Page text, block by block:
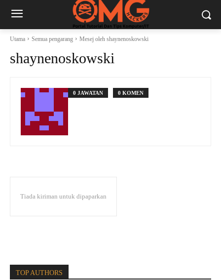
Utama Semua pengarang Mesej oleh shaynenoskowski
shaynenoskowski
0 JAWATAN 0 KOMEN
Tiada kiriman untuk dipaparkan
TOP AUTHORS